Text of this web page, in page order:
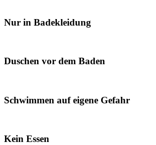
Nur in Badekleidung
Duschen vor dem Baden
Schwimmen auf eigene Gefahr
Kein Essen